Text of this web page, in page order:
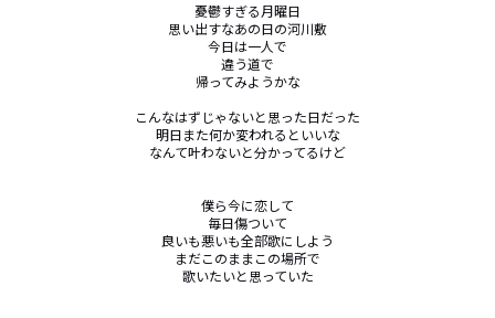
憂鬱すぎる月曜日
思い出すなあの日の河川敷
今日は一人で
違う道で
帰ってみようかな
こんなはずじゃないと思った日だった
明日また何か変われるといいな
なんて叶わないと分かってるけど
僕ら今に恋して
毎日傷ついて
良いも悪いも全部歌にしよう
まだこのままこの場所で
歌いたいと思っていた